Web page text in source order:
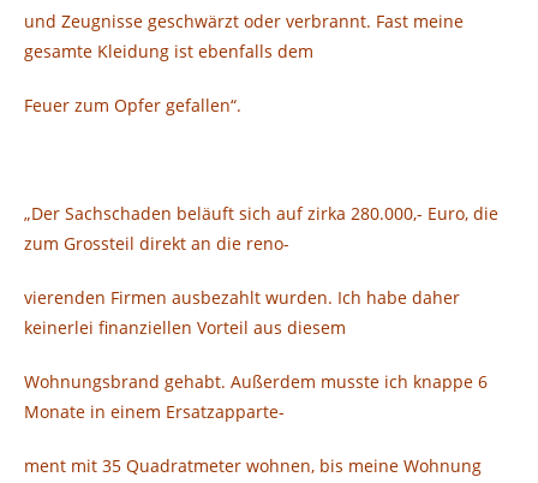
und Zeugnisse geschwärzt oder verbrannt. Fast meine
gesamte Kleidung ist ebenfalls dem
Feuer zum Opfer gefallen“.
„Der Sachschaden beläuft sich auf zirka 280.000,- Euro, die
zum Grossteil direkt an die reno-
vierenden Firmen ausbezahlt wurden. Ich habe daher
keinerlei finanziellen Vorteil aus diesem
Wohnungsbrand gehabt. Außerdem musste ich knappe 6
Monate in einem Ersatzapparte-
ment mit 35 Quadratmeter wohnen, bis meine Wohnung